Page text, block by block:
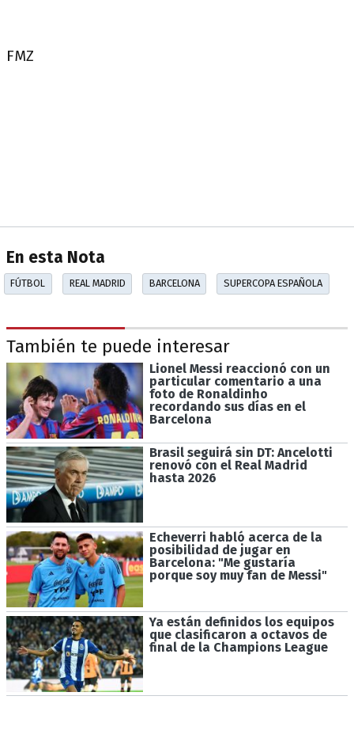
FMZ
En esta Nota
FÚTBOL REAL MADRID BARCELONA SUPERCOPA ESPAÑOLA
También te puede interesar
Lionel Messi reaccionó con un
particular comentario a una
foto de Ronaldinho
recordando sus días en el
Barcelona
Brasil seguirá sin DT: Ancelotti
renovó con el Real Madrid
hasta 2026
Echeverri habló acerca de la
posibilidad de jugar en
Barcelona: "Me gustaría
porque soy muy fan de Messi"
Ya están definidos los equipos
que clasificaron a octavos de
final de la Champions League